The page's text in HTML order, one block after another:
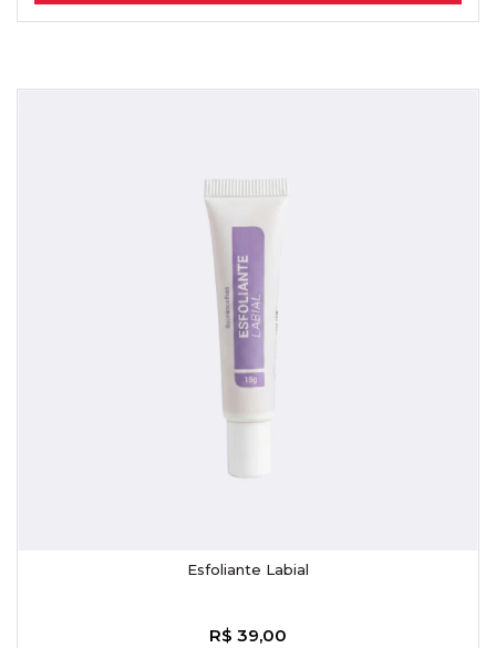
Esfoliante Labial
R$ 39,00